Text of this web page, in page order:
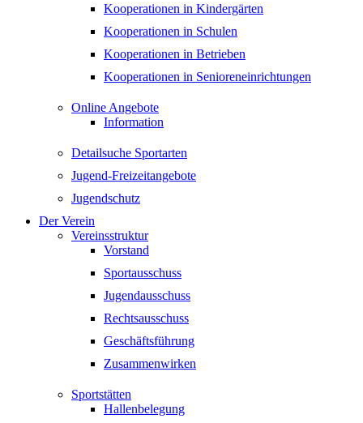
Kooperationen in Kindergärten
Kooperationen in Schulen
Kooperationen in Betrieben
Kooperationen in Senioreneinrichtungen
Online Angebote
Information
Detailsuche Sportarten
Jugend-Freizeitangebote
Jugendschutz
Der Verein
Vereinsstruktur
Vorstand
Sportausschuss
Jugendausschuss
Rechtsausschuss
Geschäftsführung
Zusammenwirken
Sportstätten
Hallenbelegung